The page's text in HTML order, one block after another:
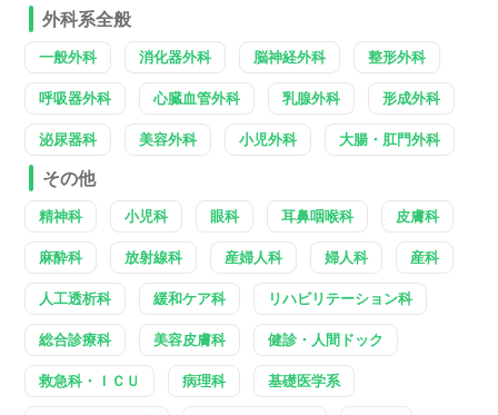
外科系全般
一般外科 消化器外科 脳神経外科 整形外科
呼吸器外科 心臓血管外科 乳腺外科 形成外科
泌尿器科 美容外科 小児外科 大腸・肛門外科
その他
精神科 小児科 眼科 耳鼻咽喉科 皮膚科
麻酔科 放射線科 産婦人科 婦人科 産科
人工透析科 緩和ケア科 リハビリテーション科
総合診療科 美容皮膚科 健診・人間ドック
救急科・ＩＣＵ 病理科 基礎医学系